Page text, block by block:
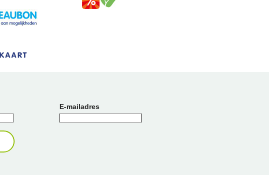
E-mailadres